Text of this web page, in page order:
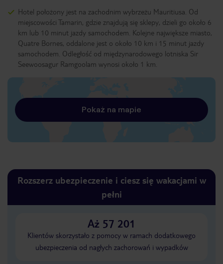
Hotel położony jest na zachodnim wybrzeżu Mauritiusa. Od
miejscowości Tamarin, gdzie znajdują się sklepy, dzieli go około 6
km lub 10 minut jazdy samochodem. Kolejne największe miasto,
Quatre Bornes, oddalone jest o około 10 km i 15 minut jazdy
samochodem. Odległość od międzynarodowego lotniska Sir
Seewoosagur Ramgoolam wynosi około 1 km.
Pokaż na mapie
Rozszerz ubezpieczenie i ciesz się wakacjami w
pełni
Aż 57 201
Klientów skorzystało z pomocy w ramach dodatkowego
ubezpieczenia od nagłych zachorowań i wypadków